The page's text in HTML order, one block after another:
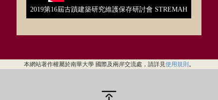
2019第16屆古蹟建築研究維護保存研討會 STREMAH
本網站著作權屬於南華大學 國際及兩岸交流處，請詳見 使用規則 。